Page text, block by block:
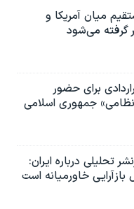
میان آمریکا و
گرفته می‌شود
برای حضور
جمهوری اسلامی
تحلیلی درباره ایران:
خاورمیانه است